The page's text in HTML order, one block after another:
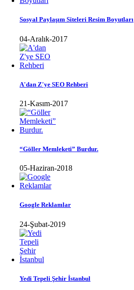
Sosyal Paylaşım Siteleri Resim Boyutları
04-Aralık-2017
A'dan Z'ye SEO Rehberi
21-Kasım-2017
“Göller Memleketi” Burdur.
05-Haziran-2018
Google Reklamlar
24-Şubat-2019
Yedi Tepeli Şehir İstanbul